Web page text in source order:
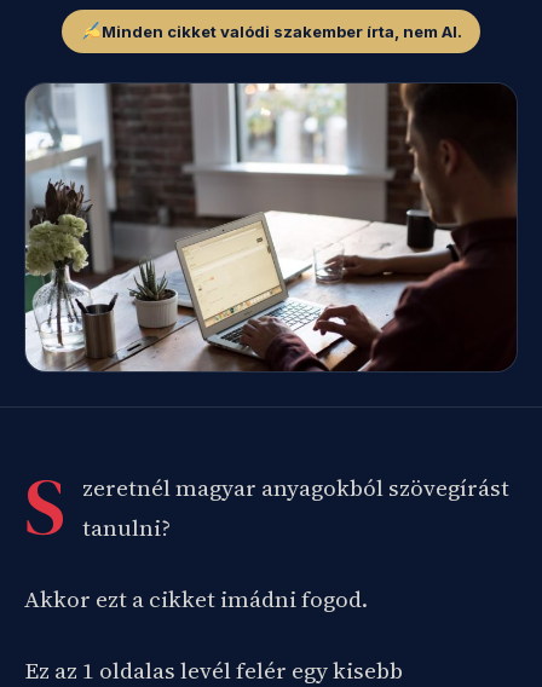
Minden cikket valódi szakember írta, nem AI.
S
zeretnél magyar anyagokból szövegírást
tanulni?
Akkor ezt a cikket imádni fogod.
Ez az 1 oldalas levél felér egy kisebb